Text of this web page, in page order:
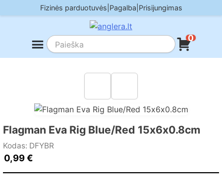
to
Fizinės parduotuvės Pagalba Prisijungimas
0
Flagman Eva Rig Blue/Red 15х6х0.8cm
Kodas: DFYBR
0,99€